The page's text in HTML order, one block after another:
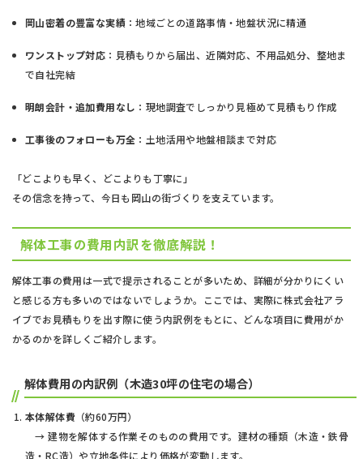
岡山密着の豊富な実績 ：地域ごとの道路事情・地盤状況に精通
ワンストップ対応 ：見積もりから届出、近隣対応、不用品処分、整地ま
で自社完結
明朗会計・追加費用なし ：現地調査でしっかり見極めて見積もり作成
工事後のフォローも万全 ：土地活用や地盤相談まで対応
「どこよりも早く、どこよりも丁寧に」
その信念を持って、今日も岡山の街づくりを支えています。
解体工事の費用内訳を徹底解説！
解体工事の費用は一式で提示されることが多いため、詳細が分かりにくい
と感じる方も多いのではないでしょうか。ここでは、実際に株式会社アラ
イブでお見積もりを出す際に使う内訳例をもとに、どんな項目に費用がか
かるのかを詳しくご紹介します。
解体費用の内訳例（木造30坪の住宅の場合）
本体解体費 （約60万円）
→ 建物を解体する作業そのものの費用です。建材の種類（木造・鉄骨
造・RC造）や立地条件により価格が変動します。